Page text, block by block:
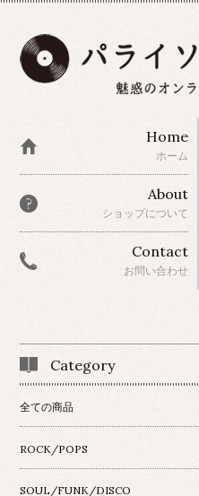
Home
ホーム
About
ショップについて
Contact
お問い合わせ
Category
全ての商品
ROCK/POPS
SOUL/FUNK/DISCO